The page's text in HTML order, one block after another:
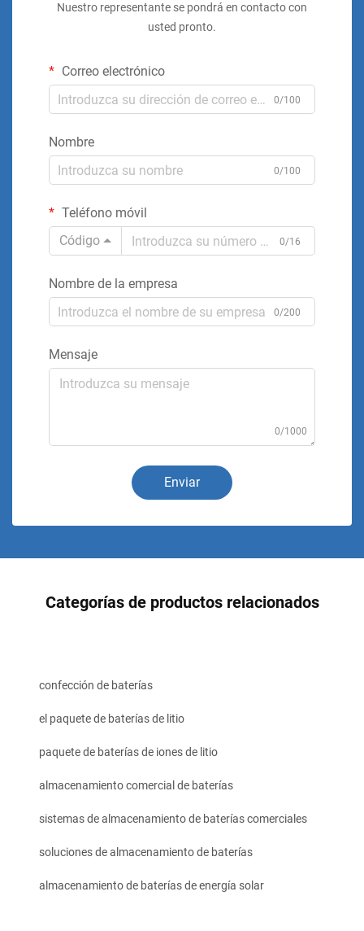
Nuestro representante se pondrá en contacto con
usted pronto.
Correo electrónico
0/100
Nombre
0/100
Teléfono móvil
Código
0/16
Nombre de la empresa
0/200
Mensaje
0/1000
Enviar
Categorías de productos relacionados
confección de baterías
el paquete de baterías de litio
paquete de baterías de iones de litio
almacenamiento comercial de baterías
sistemas de almacenamiento de baterías comerciales
soluciones de almacenamiento de baterías
almacenamiento de baterías de energía solar